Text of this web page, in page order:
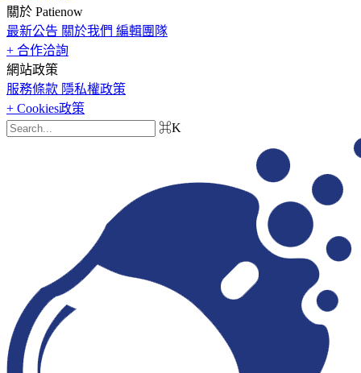
關於 Patienow
最新公告 關於我們 編輯團隊
+ 合作洽詢
網站政策
服務條款 隱私權政策
+ Cookies政策
⌘K